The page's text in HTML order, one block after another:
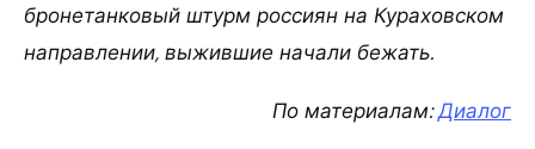
бронетанковый штурм россиян на Кураховском
направлении, выжившие начали бежать.
По материалам:Диалог